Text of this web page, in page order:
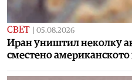
СВЕТ 05.08.2026
Иран уништил неколку
сместено